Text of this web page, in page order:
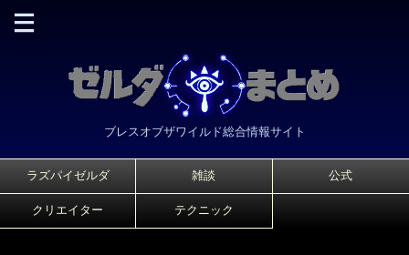
ブレスオブザワイルド総合情報サイト
ラズパイゼルダ 雑談 公式
クリエイター テクニック